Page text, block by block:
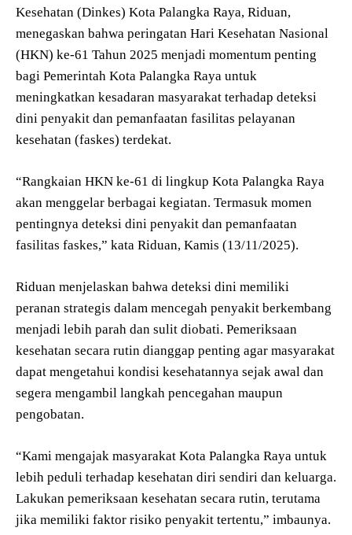
Kesehatan (Dinkes) Kota Palangka Raya, Riduan,
menegaskan bahwa peringatan Hari Kesehatan Nasional
(HKN) ke-61 Tahun 2025 menjadi momentum penting
bagi Pemerintah Kota Palangka Raya untuk
meningkatkan kesadaran masyarakat terhadap deteksi
dini penyakit dan pemanfaatan fasilitas pelayanan
kesehatan (faskes) terdekat.
“Rangkaian HKN ke-61 di lingkup Kota Palangka Raya
akan menggelar berbagai kegiatan. Termasuk momen
pentingnya deteksi dini penyakit dan pemanfaatan
fasilitas faskes,” kata Riduan, Kamis (13/11/2025).
Riduan menjelaskan bahwa deteksi dini memiliki
peranan strategis dalam mencegah penyakit berkembang
menjadi lebih parah dan sulit diobati. Pemeriksaan
kesehatan secara rutin dianggap penting agar masyarakat
dapat mengetahui kondisi kesehatannya sejak awal dan
segera mengambil langkah pencegahan maupun
pengobatan.
“Kami mengajak masyarakat Kota Palangka Raya untuk
lebih peduli terhadap kesehatan diri sendiri dan keluarga.
Lakukan pemeriksaan kesehatan secara rutin, terutama
jika memiliki faktor risiko penyakit tertentu,” imbaunya.